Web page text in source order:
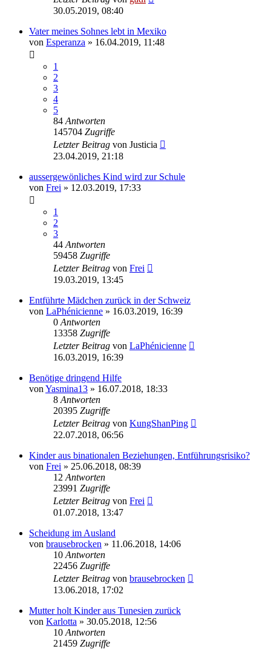
30.05.2019, 08:40
Vater meines Sohnes lebt in Mexiko
von Esperanza » 16.04.2019, 11:48
1
2
3
4
5
84 Antworten
145704 Zugriffe
Letzter Beitrag von Justicia
23.04.2019, 21:18
aussergewönliches Kind wird zur Schule
von Frei » 12.03.2019, 17:33
1
2
3
44 Antworten
59458 Zugriffe
Letzter Beitrag von Frei
19.03.2019, 13:45
Entführte Mädchen zurück in der Schweiz
von LaPhénicienne » 16.03.2019, 16:39
0 Antworten
13358 Zugriffe
Letzter Beitrag von LaPhénicienne
16.03.2019, 16:39
Benötige dringend Hilfe
von Yasmina13 » 16.07.2018, 18:33
8 Antworten
20395 Zugriffe
Letzter Beitrag von KungShanPing
22.07.2018, 06:56
Kinder aus binationalen Beziehungen, Entführungsrisiko?
von Frei » 25.06.2018, 08:39
12 Antworten
23991 Zugriffe
Letzter Beitrag von Frei
01.07.2018, 13:47
Scheidung im Ausland
von brausebrocken » 11.06.2018, 14:06
10 Antworten
22456 Zugriffe
Letzter Beitrag von brausebrocken
13.06.2018, 17:02
Mutter holt Kinder aus Tunesien zurück
von Karlotta » 30.05.2018, 12:56
10 Antworten
21459 Zugriffe